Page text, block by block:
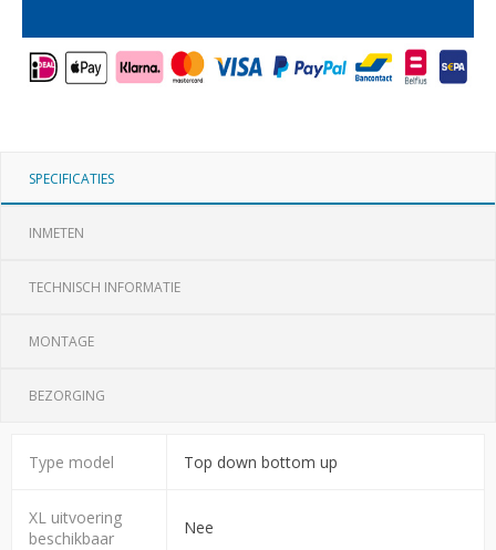
SPECIFICATIES
INMETEN
TECHNISCH INFORMATIE
MONTAGE
BEZORGING
Type model Top down bottom up
XL uitvoering
beschikbaar
Nee